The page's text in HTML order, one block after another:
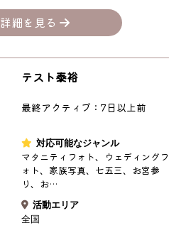
詳細を見る
テスト泰裕
最終アクティブ：7日以上前
対応可能なジャンル
マタニティフォト、ウェディングフ
ォト、家族写真、七五三、お宮参
り、お…
活動エリア
全国